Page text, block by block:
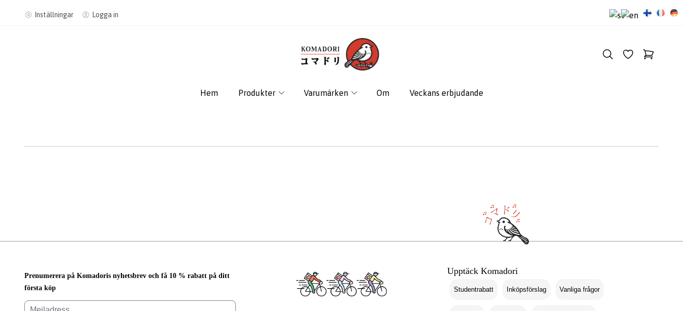
Inställningar Logga in
Hem Produkter Varumärken Om Veckans erbjudande
Prenumerera på Komadoris nyhetsbrev och få 10 % rabatt på ditt
första köp
Upptäck Komadori
Studentrabatt Inköpsförslag Vanliga frågor